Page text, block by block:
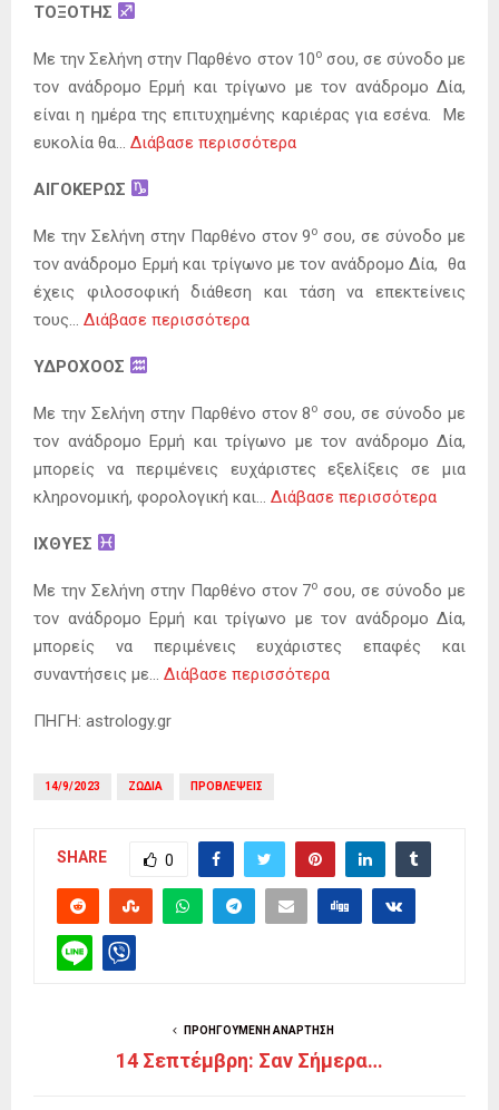
ΤΟΞΟΤΗΣ
Με την Σελήνη στην Παρθένο στον 10οσου, σε σύνοδο με
τον ανάδρομο Ερμή και τρίγωνο με τον ανάδρομο Δία,
είναι η ημέρα της επιτυχημένης καριέρας για εσένα. Με
ευκολία θα… Διάβασε περισσότερα
ΑΙΓΟΚΕΡΩΣ
Με την Σελήνη στην Παρθένο στον 9ο σου, σε σύνοδο με
τον ανάδρομο Ερμή και τρίγωνο με τον ανάδρομο Δία, θα
έχεις φιλοσοφική διάθεση και τάση να επεκτείνεις
τους… Διάβασε περισσότερα
ΥΔΡΟΧΟΟΣ
Με την Σελήνη στην Παρθένο στον 8ο σου, σε σύνοδο με
τον ανάδρομο Ερμή και τρίγωνο με τον ανάδρομο Δία,
μπορείς να περιμένεις ευχάριστες εξελίξεις σε μια
κληρονομική, φορολογική και… Διάβασε περισσότερα
ΙΧΘΥΕΣ
Με την Σελήνη στην Παρθένο στον 7ο σου, σε σύνοδο με
τον ανάδρομο Ερμή και τρίγωνο με τον ανάδρομο Δία,
μπορείς να περιμένεις ευχάριστες επαφές και
συναντήσεις με… Διάβασε περισσότερα
ΠΗΓΗ: astrology.gr
14/9/2023 ΖΩΔΙΑ ΠΡΟΒΛΕΨΕΙΣ
SHARE 0
ΠΡΟΗΓΟΎΜΕΝΗ ΑΝΆΡΤΗΣΗ
14 Σεπτέμβρη: Σαν Σήμερα…